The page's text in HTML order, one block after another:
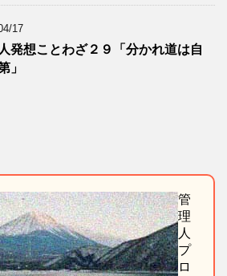
17
発想ことわざ２９「分かれ道は自
」
管
理
人
プ
ロ